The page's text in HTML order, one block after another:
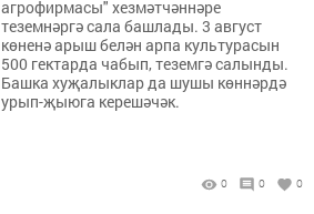
агрофирмасы" хезмәтчәннәре
теземнәргә сала башлады. 3 август
көненә арыш белән арпа культурасын
500 гектарда чабып, теземгә салынды.
Башка хуҗалыклар да шушы көннәрдә
урып-җыюга керешәчәк.
0 0 0